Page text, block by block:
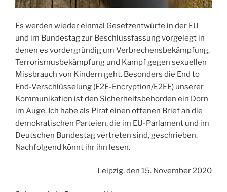
Es werden wieder einmal Gesetzentwürfe in der EU
und im Bundestag zur Beschlussfassung vorgelegt in
denen es vordergründig um Verbrechensbekämpfung,
Terrorismusbekämpfung und Kampf gegen sexuellen
Missbrauch von Kindern geht. Besonders die End to
End-Verschlüsselung (E2E-Encryption/E2EE) unserer
Kommunikation ist den Sicherheitsbehörden ein Dorn
im Auge. Ich habe als Pirat einen offenen Brief an die
demokratischen Parteien, die im EU-Parlament und im
Deutschen Bundestag vertreten sind, geschrieben.
Nachfolgend könnt ihr ihn lesen.
Leipzig, den 15. November 2020